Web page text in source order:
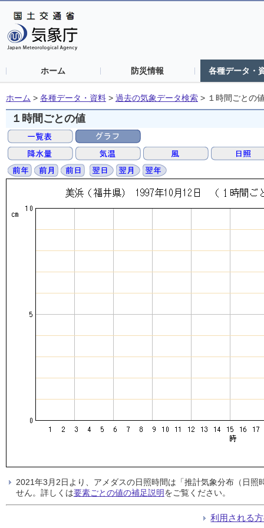
ホーム 防災情報 各種データ・
ホーム > 各種データ・資料 > 過去の気象データ検索 > １時間ごとの
１時間ごとの値
2021年3月2日より、アメダスの日照時間は「推計気象分布（日
せん。詳しくは要素ごとの値の補足説明をご覧ください。
利用される